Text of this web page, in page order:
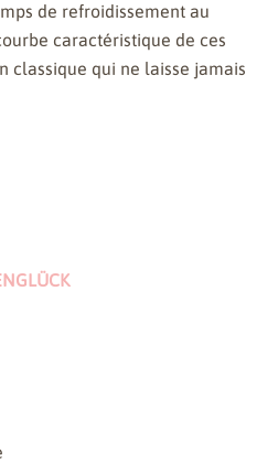
de refroidissement au
caractéristique de ces
classique qui ne laisse jamais